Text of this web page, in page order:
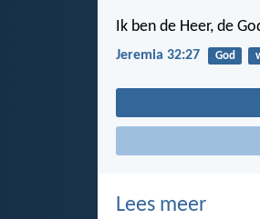
Ik ben de Heer, de
Jeremia 32:27 God
Lees meer